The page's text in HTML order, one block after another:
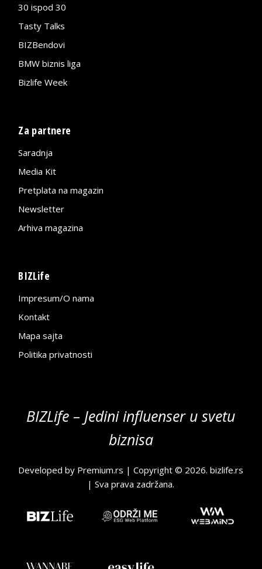
30 ispod 30
Tasty Talks
BIZBendovi
BMW biznis liga
Bizlife Week
Za partnere
Saradnja
Media Kit
Pretplata na magazin
Newsletter
Arhiva magazina
BIZLife
Impresum/O nama
Kontakt
Mapa sajta
Politika privatnosti
BIZLife – Jedini influenser u svetu
biznisa
Developed by Premium.rs | Copyright © 2026.bizlife.rs
| Sva prava zadržana.